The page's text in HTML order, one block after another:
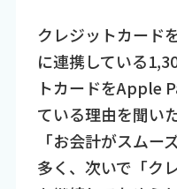
クレジットカード
に連携している
トカードをApple
ている理由を聞い
「お会計がスムー
多く、次いで「ク